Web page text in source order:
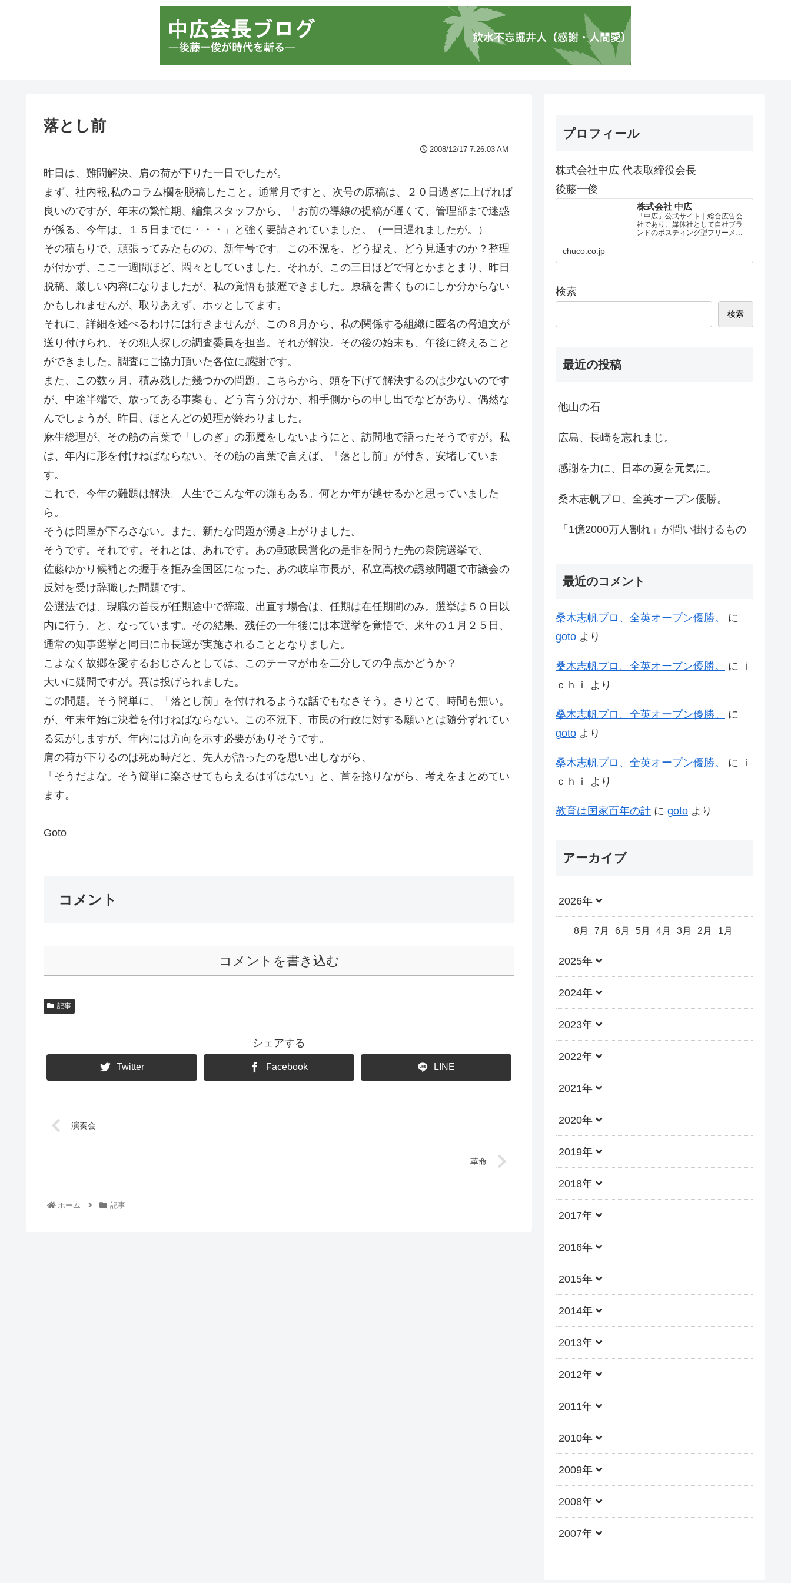
落とし前
2008/12/17 7:26:03 AM
昨日は、難問解決、肩の荷が下りた一日でしたが。
まず、社内報,私のコラム欄を脱稿したこと。通常月ですと、次号の原稿は、２０日過ぎに上げれば
良いのですが、年末の繁忙期、編集スタッフから、「お前の導線の提稿が遅くて、管理部まで迷惑
が係る。今年は、１５日までに・・・」と強く要請されていました。（一日遅れましたが。）
その積もりで、頑張ってみたものの、新年号です。この不況を、どう捉え、どう見通すのか？整理
が付かず、ここ一週間ほど、悶々としていました。それが、この三日ほどで何とかまとまり、昨日
脱稿。厳しい内容になりましたが、私の覚悟も披瀝できました。原稿を書くものにしか分からない
かもしれませんが、取りあえず、ホッとしてます。
それに、詳細を述べるわけには行きませんが、この８月から、私の関係する組織に匿名の脅迫文が
送り付けられ、その犯人探しの調査委員を担当。それが解決。その後の始末も、午後に終えること
ができました。調査にご協力頂いた各位に感謝です。
また、この数ヶ月、積み残した幾つかの問題。こちらから、頭を下げて解決するのは少ないのです
が、中途半端で、放ってある事案も、どう言う分けか、相手側からの申し出でなどがあり、偶然な
んでしょうが、昨日、ほとんどの処理が終わりました。
麻生総理が、その筋の言葉で「しのぎ」の邪魔をしないようにと、訪問地で語ったそうですが。私
は、年内に形を付けねばならない、その筋の言葉で言えば、「落とし前」が付き、安堵していま
す。
これで、今年の難題は解決。人生でこんな年の瀬もある。何とか年が越せるかと思っていました
ら。
そうは問屋が下ろさない。また、新たな問題が湧き上がりました。
そうです。それです。それとは、あれです。あの郵政民営化の是非を問うた先の衆院選挙で、
佐藤ゆかり候補との握手を拒み全国区になった、あの岐阜市長が、私立高校の誘致問題で市議会の
反対を受け辞職した問題です。
公選法では、現職の首長が任期途中で辞職、出直す場合は、任期は在任期間のみ。選挙は５０日以
内に行う。と、なっています。その結果、残任の一年後には本選挙を覚悟で、来年の１月２５日、
通常の知事選挙と同日に市長選が実施されることとなりました。
こよなく故郷を愛するおじさんとしては、このテーマが市を二分しての争点かどうか？
大いに疑問ですが。賽は投げられました。
この問題。そう簡単に、「落とし前」を付けれるような話でもなさそう。さりとて、時間も無い。
が、年末年始に決着を付けねばならない。この不況下、市民の行政に対する願いとは随分ずれてい
る気がしますが、年内には方向を示す必要がありそうです。
肩の荷が下りるのは死ぬ時だと、先人が語ったのを思い出しながら、
「そうだよな。そう簡単に楽させてもらえるはずはない」と、首を捻りながら、考えをまとめてい
ます。
Goto
コメント
コメントを書き込む
記事
シェアする
Twitter Facebook LINE
演奏会
革命
ホーム 記事
プロフィール
株式会社中広 代表取締役会長
後藤一俊
株式会社 中広
「中広」公式サイト｜総合広告会
社であり、媒体社として自社ブラ
ンドのポスティング型フリーメデ
chuco.co.jp
検索
検索
最近の投稿
他山の石
広島、長崎を忘れまじ。
感謝を力に、日本の夏を元気に。
桑木志帆プロ、全英オープン優勝。
「1億2000万人割れ」が問い掛けるもの
最近のコメント
桑木志帆プロ、全英オープン優勝。
に
goto より
桑木志帆プロ、全英オープン優勝。 に
ｉ
ｃｈｉ
より
桑木志帆プロ、全英オープン優勝。
に
goto より
桑木志帆プロ、全英オープン優勝。 に
ｉ
ｃｈｉ
より
教育は国家百年の計 に goto より
アーカイブ
2026年
8月 7月 6月 5月 4月 3月 2月 1月
2025年
2024年
2023年
2022年
2021年
2020年
2019年
2018年
2017年
2016年
2015年
2014年
2013年
2012年
2011年
2010年
2009年
2008年
2007年